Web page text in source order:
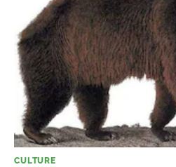
CULTURE